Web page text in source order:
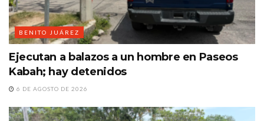
BENITO JUÁREZ
Ejecutan a balazos a un hombre en Paseos
Kabah; hay detenidos
6 DE AGOSTO DE 2026